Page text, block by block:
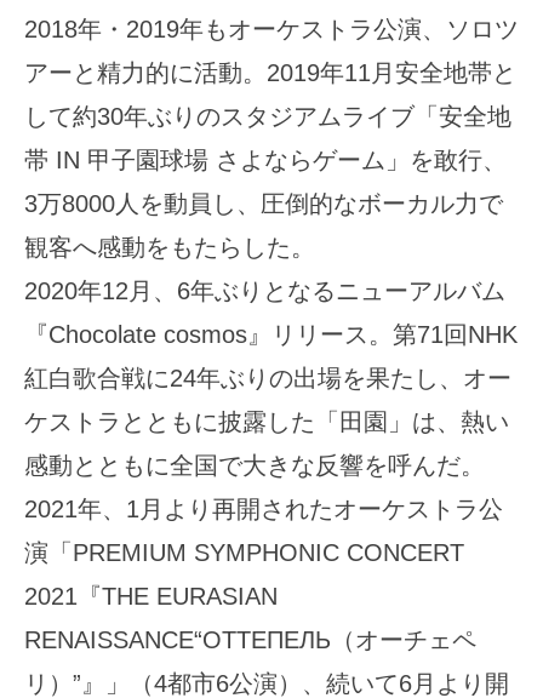
2018年・2019年もオーケストラ公演、ソロツ
アーと精力的に活動。2019年11月安全地帯と
して約30年ぶりのスタジアムライブ「安全地
帯 IN 甲子園球場 さよならゲーム」を敢行、
3万8000人を動員し、圧倒的なボーカル力で
観客へ感動をもたらした。
2020年12月、6年ぶりとなるニューアルバム
『Chocolate cosmos』リリース。第71回NHK
紅白歌合戦に24年ぶりの出場を果たし、オー
ケストラとともに披露した「田園」は、熱い
感動とともに全国で大きな反響を呼んだ。
2021年、1月より再開されたオーケストラ公
演「PREMIUM SYMPHONIC CONCERT
2021『THE EURASIAN
RENAISSANCE“ОТТЕПЕЛЬ（オーチェペ
リ）”』」（4都市6公演）、続いて6月より開